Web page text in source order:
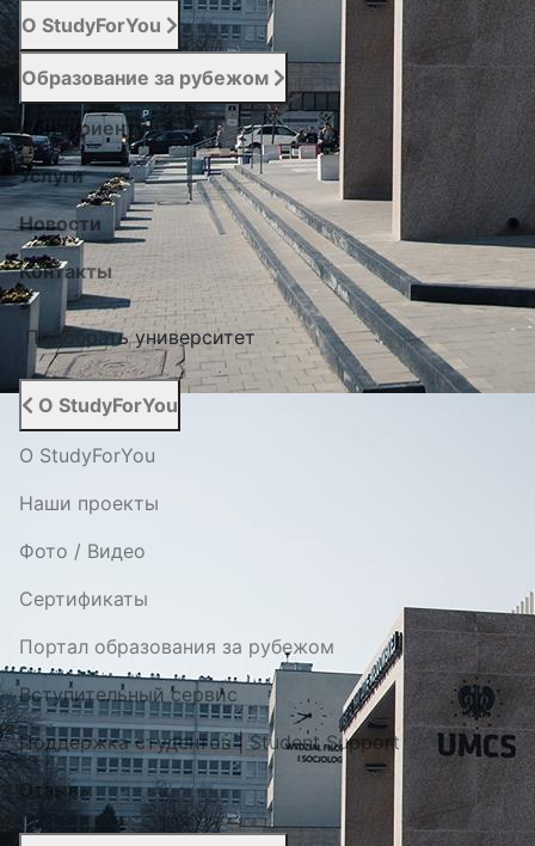
О StudyForYou
Образование за рубежом
Абитуриенту
Услуги
Новости
Контакты
Подобрать университет
О StudyForYou
О StudyForYou
Наши проекты
Фото / Видео
Cертификаты
Портал образования за рубежом
Вступительный сервис
Поддержка студентов | Student Support
Отзывы